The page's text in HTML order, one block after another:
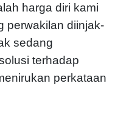
harga diri kami
perwakilan diinjak-
sedang
terhadap
perkataan